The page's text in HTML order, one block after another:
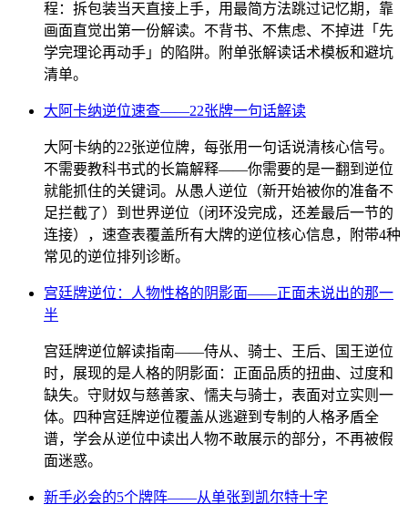
程：拆包装当天直接上手，用最简方法跳过记忆期，靠
画面直觉出第一份解读。不背书、不焦虑、不掉进「先
学完理论再动手」的陷阱。附单张解读话术模板和避坑
清单。
大阿卡纳逆位速查——22张牌一句话解读
大阿卡纳的22张逆位牌，每张用一句话说清核心信号。
不需要教科书式的长篇解释——你需要的是一翻到逆位
就能抓住的关键词。从愚人逆位（新开始被你的准备不
足拦截了）到世界逆位（闭环没完成，还差最后一节的
连接），速查表覆盖所有大牌的逆位核心信息，附带4种
常见的逆位排列诊断。
宫廷牌逆位：人物性格的阴影面——正面未说出的那一
半
宫廷牌逆位解读指南——侍从、骑士、王后、国王逆位
时，展现的是人格的阴影面：正面品质的扭曲、过度和
缺失。守财奴与慈善家、懦夫与骑士，表面对立实则一
体。四种宫廷牌逆位覆盖从逃避到专制的人格矛盾全
谱，学会从逆位中读出人物不敢展示的部分，不再被假
面迷惑。
新手必会的5个牌阵——从单张到凯尔特十字